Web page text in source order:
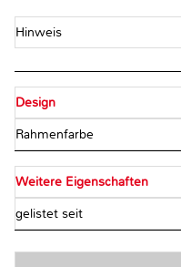
Hinweis
Design
Rahmenfarbe
Weitere Eigenschaften
gelistet seit